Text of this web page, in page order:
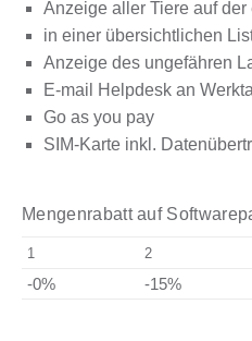
Anzeige aller Tiere auf
in einer übersichtlichen
Anzeige des ungefähren
E-mail Helpdesk an
Go as you pay
SIM-Karte inkl.
Mengenrabatt auf
1 2
-0% -15%